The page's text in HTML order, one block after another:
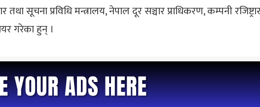
तथा सूचना प्रविधि मन्त्रालय, नेपाल दूर सञ्चार प्राधिकरण, कम्पनी
गरेका हुन् ।